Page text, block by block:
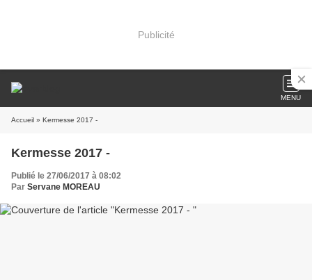
Publicité
MENU
Accueil » Kermesse 2017 -
Kermesse 2017 -
Publié le 27/06/2017 à 08:02
Par Servane MOREAU